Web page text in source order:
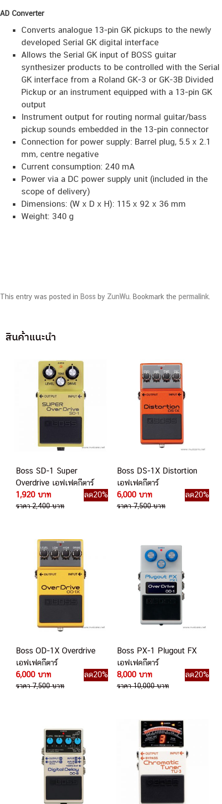
AD Converter
Converts analogue 13-pin GK pickups to the newly
developed Serial GK digital interface
Allows the Serial GK input of BOSS guitar
synthesizer products to be controlled with the Serial
GK interface from a Roland GK-3 or GK-3B Divided
Pickup or an instrument equipped with a 13-pin GK
output
Instrument output for routing normal guitar/bass
pickup sounds embedded in the 13-pin connector
Connection for power supply: Barrel plug, 5.5 x 2.1
mm, centre negative
Current consumption: 240 mA
Power via a DC power supply unit (included in the
scope of delivery)
Dimensions: (W x D x H): 115 x 92 x 36 mm
Weight: 340 g
This entry was posted in Boss by ZunWu . Bookmark the permalink
สินค้าแนะนำ
Boss SD-1 Super
Overdrive เอฟเฟคกีตาร์
1,920 บาท
ลด20%
ราคา 2,400 บาท
Boss DS-1X Distortion
เอฟเฟคกีตาร์
6,000 บาท
ลด20%
ราคา 7,500 บาท
Boss OD-1X Overdrive
เอฟเฟคกีตาร์
6,000 บาท
ลด20%
ราคา 7,500 บาท
Boss PX-1 Plugout FX
เอฟเฟคกีตาร์
8,000 บาท
ลด20%
ราคา 10,000 บาท